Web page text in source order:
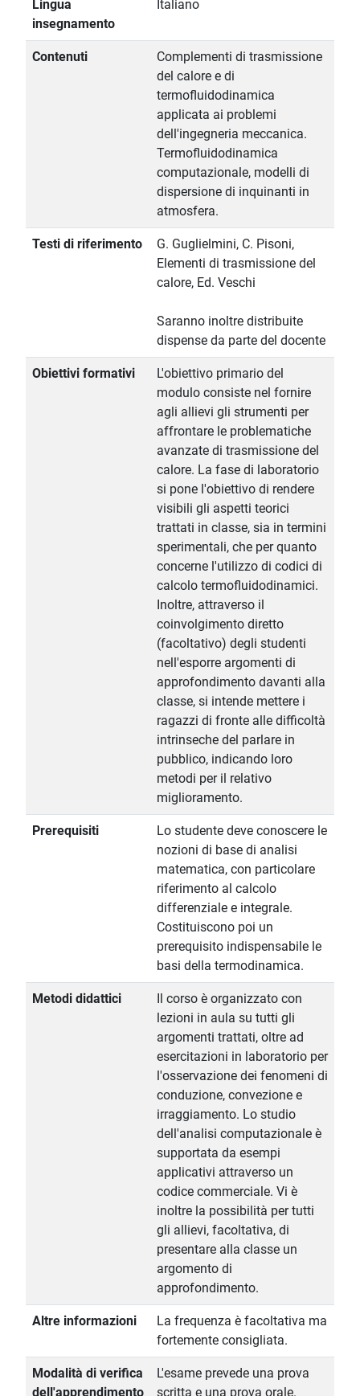
Lingua
insegnamento
Italiano
Contenuti
Complementi di trasmissione
del calore e di
termofluidodinamica
applicata ai problemi
dell'ingegneria meccanica.
Termofluidodinamica
computazionale, modelli di
dispersione di inquinanti in
atmosfera.
Testi di riferimento
G. Guglielmini, C. Pisoni,
Elementi di trasmissione del
calore, Ed. Veschi
Saranno inoltre distribuite
dispense da parte del docente
Obiettivi formativi
L'obiettivo primario del
modulo consiste nel fornire
agli allievi gli strumenti per
affrontare le problematiche
avanzate di trasmissione del
calore. La fase di laboratorio
si pone l'obiettivo di rendere
visibili gli aspetti teorici
trattati in classe, sia in termini
sperimentali, che per quanto
concerne l'utilizzo di codici di
calcolo termofluidodinamici.
Inoltre, attraverso il
coinvolgimento diretto
(facoltativo) degli studenti
nell'esporre argomenti di
approfondimento davanti alla
classe, si intende mettere i
ragazzi di fronte alle difficoltà
intrinseche del parlare in
pubblico, indicando loro
metodi per il relativo
miglioramento.
Prerequisiti
Lo studente deve conoscere le
nozioni di base di analisi
matematica, con particolare
riferimento al calcolo
differenziale e integrale.
Costituiscono poi un
prerequisito indispensabile le
basi della termodinamica.
Metodi didattici
Il corso è organizzato con
lezioni in aula su tutti gli
argomenti trattati, oltre ad
esercitazioni in laboratorio per
l'osservazione dei fenomeni di
conduzione, convezione e
irraggiamento. Lo studio
dell'analisi computazionale è
supportata da esempi
applicativi attraverso un
codice commerciale. Vi è
inoltre la possibilità per tutti
gli allievi, facoltativa, di
presentare alla classe un
argomento di
approfondimento.
Altre informazioni
La frequenza è facoltativa ma
fortemente consigliata.
Modalità di verifica
dell'apprendimento
L'esame prevede una prova
scritta e una prova orale.